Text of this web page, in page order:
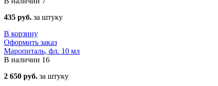
435 руб. за штуку
В корзину
Оформить заказ
Маропиталь, фл. 10 мл
В наличии 16
2 650 руб. за штуку